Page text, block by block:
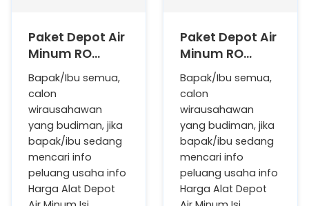
Paket Depot Air
Minum RO
Kapasitas 200
GPD (Setara 40
Galon perHari)
RO Only (Hanya
Memproduksi
Air RO Saja)
Bapak/Ibu semua,
calon
wirausahawan
yang budiman, jika
bapak/ibu sedang
mencari info
peluang usaha info
Harga Alat Depot
Paket Depot Air
Minum RO
Kapasitas 2.000
GPD (Setara
400 Galon
perHari) RO
Only (Hanya
Memproduksi
Air RO Saja)
Bapak/Ibu semua,
calon
wirausahawan
yang budiman, jika
bapak/ibu sedang
mencari info
peluang usaha info
Harga Alat Depot